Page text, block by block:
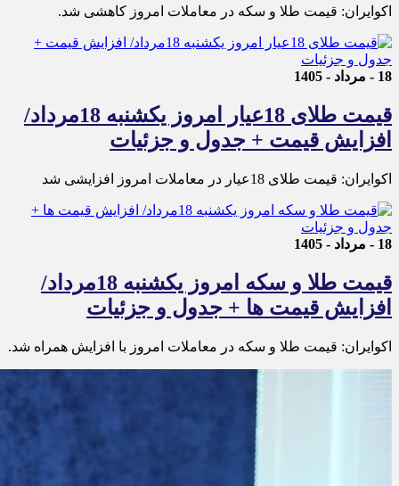
اکوایران: قیمت طلا و سکه در معاملات امروز کاهشی شد.
18 - مرداد - 1405
قیمت طلای 18عیار امروز یکشنبه 18مرداد/
افزایش قیمت + جدول و جزئیات
اکوایران: قیمت طلای 18عیار در معاملات امروز افزایشی شد
18 - مرداد - 1405
قیمت طلا و سکه امروز یکشنبه 18مرداد/
افزایش قیمت ها + جدول و جزئیات
اکوایران: قیمت طلا و سکه در معاملات امروز با افزایش همراه شد.